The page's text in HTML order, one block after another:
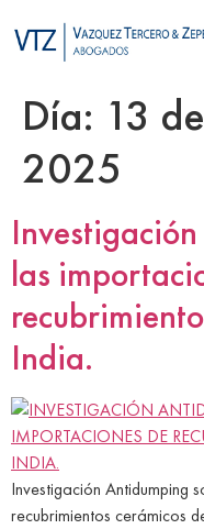
Día: 13
2025
las
India.
Investigación Antidumping
recubrimientos cerámicos